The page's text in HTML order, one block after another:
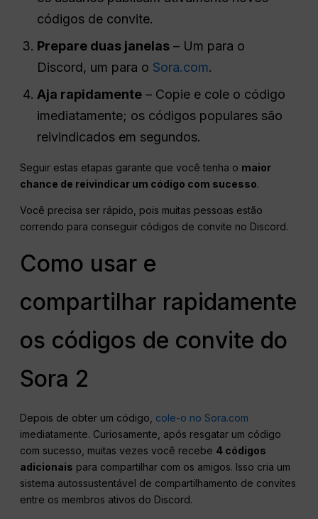
códigos de convite.
Prepare duas janelas – Um para o
Discord, um para o Sora.com.
Aja rapidamente – Copie e cole o código
imediatamente; os códigos populares são
reivindicados em segundos.
Seguir estas etapas garante que você tenha o maior
chance de reivindicar um código com sucesso.
Você precisa ser rápido, pois muitas pessoas estão
correndo para conseguir códigos de convite no Discord.
Como usar e
compartilhar rapidamente
os códigos de convite do
Sora 2
Depois de obter um código, cole-o no Sora.com
imediatamente. Curiosamente, após resgatar um código
com sucesso, muitas vezes você recebe 4 códigos
adicionais para compartilhar com os amigos. Isso cria um
sistema autossustentável de compartilhamento de convites
entre os membros ativos do Discord.